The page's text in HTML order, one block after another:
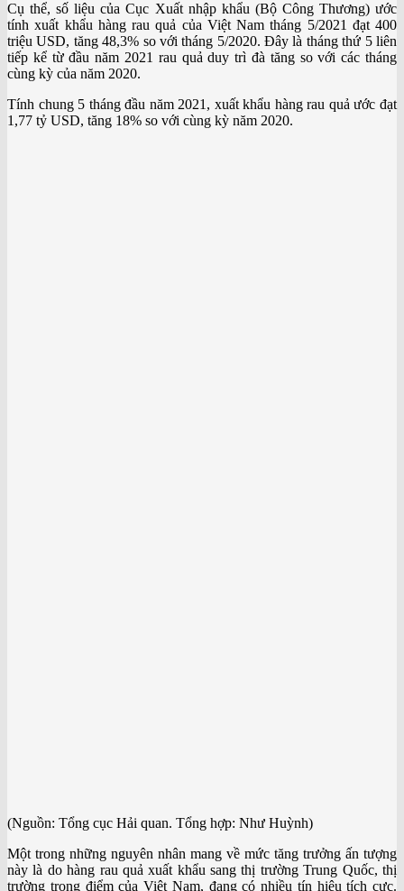
Cụ thể, số liệu của Cục Xuất nhập khẩu (Bộ Công Thương) ước
tính xuất khẩu hàng rau quả của Việt Nam tháng 5/2021 đạt 400
triệu USD, tăng 48,3% so với tháng 5/2020. Đây là tháng thứ 5 liên
tiếp kể từ đầu năm 2021 rau quả duy trì đà tăng so với các tháng
cùng kỳ của năm 2020.
Tính chung 5 tháng đầu năm 2021, xuất khẩu hàng rau quả ước đạt
1,77 tỷ USD, tăng 18% so với cùng kỳ năm 2020.
(Nguồn: Tổng cục Hải quan. Tổng hợp: Như Huỳnh)
Một trong những nguyên nhân mang về mức tăng trưởng ấn tượng
này là do hàng rau quả xuất khẩu sang thị trường Trung Quốc, thị
trường trọng điểm của Việt Nam, đang có nhiều tín hiệu tích cực.